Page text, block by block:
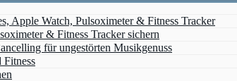
Apple Watch, Pulsoximeter & Fitness Tracker
& Fitness Tracker sichern
für ungestörten Musikgenuss
Fitness